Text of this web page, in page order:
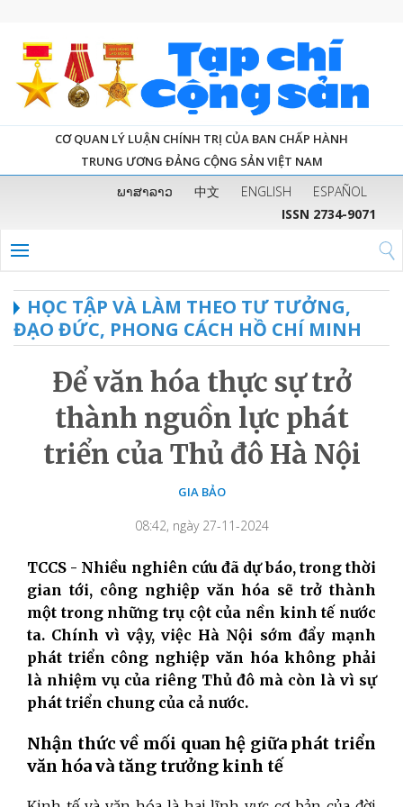
CƠ QUAN LÝ LUẬN CHÍNH TRỊ CỦA BAN CHẤP HÀNH
TRUNG ƯƠNG ĐẢNG CỘNG SẢN VIỆT NAM
ພາສາລາວ 中文 ENGLISH
ESPAÑOL
ISSN 2734-9071
HỌC TẬP VÀ LÀM THEO TƯ TƯỞNG,
ĐẠO ĐỨC, PHONG CÁCH HỒ CHÍ MINH
Để văn hóa thực sự trở
thành nguồn lực phát
triển của Thủ đô Hà Nội
GIA BẢO
08:42, ngày 27-11-2024
TCCS - Nhiều nghiên cứu đã dự báo, trong thời
gian tới, công nghiệp văn hóa sẽ trở thành
một trong những trụ cột của nền kinh tế nước
ta. Chính vì vậy, việc Hà Nội sớm đẩy mạnh
phát triển công nghiệp văn hóa không phải
là nhiệm vụ của riêng Thủ đô mà còn là vì sự
phát triển chung của cả nước.
Nhận thức về mối quan hệ giữa phát triển
văn hóa và tăng trưởng kinh tế